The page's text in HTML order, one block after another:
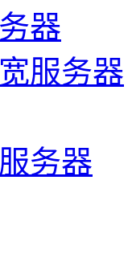
器
服务器
务器